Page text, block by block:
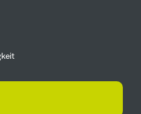
den 3.
Freiheit in